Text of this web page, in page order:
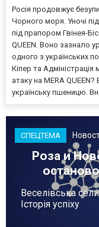
Росія продовжує
Чорного моря. Уночі
під прапором Гвінея-
QUEEN. Воно зазнало
одного з українських
Кіпер та
атаку на MERA
українську пшеницю.
СПЕЦТЕМА
Роза и
Веселівська
Історія успіху